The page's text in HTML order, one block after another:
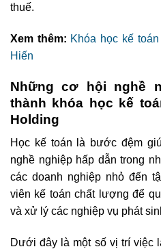
thuế.
Xem thêm: Khóa học kế
Hiến
Những cơ hội nghề
thành khóa học kế
Holding
Học kế toán là bước đệm
nghề nghiệp hấp dẫn trong
các doanh nghiệp nhỏ đến
viên kế toán chất lượng để
và xử lý các nghiệp vụ phát
Dưới đây là một số vị trí việc